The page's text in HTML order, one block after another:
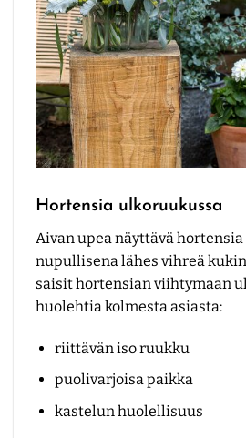
Hortensia ulkoruukussa
Aivan upea näyttävä hortensia
nupullisena lähes vihreä
saisit hortensian viihtymaan
huolehtia kolmesta asiasta:
riittävän iso ruukku
puolivarjoisa paikka
kastelun huolellisuus